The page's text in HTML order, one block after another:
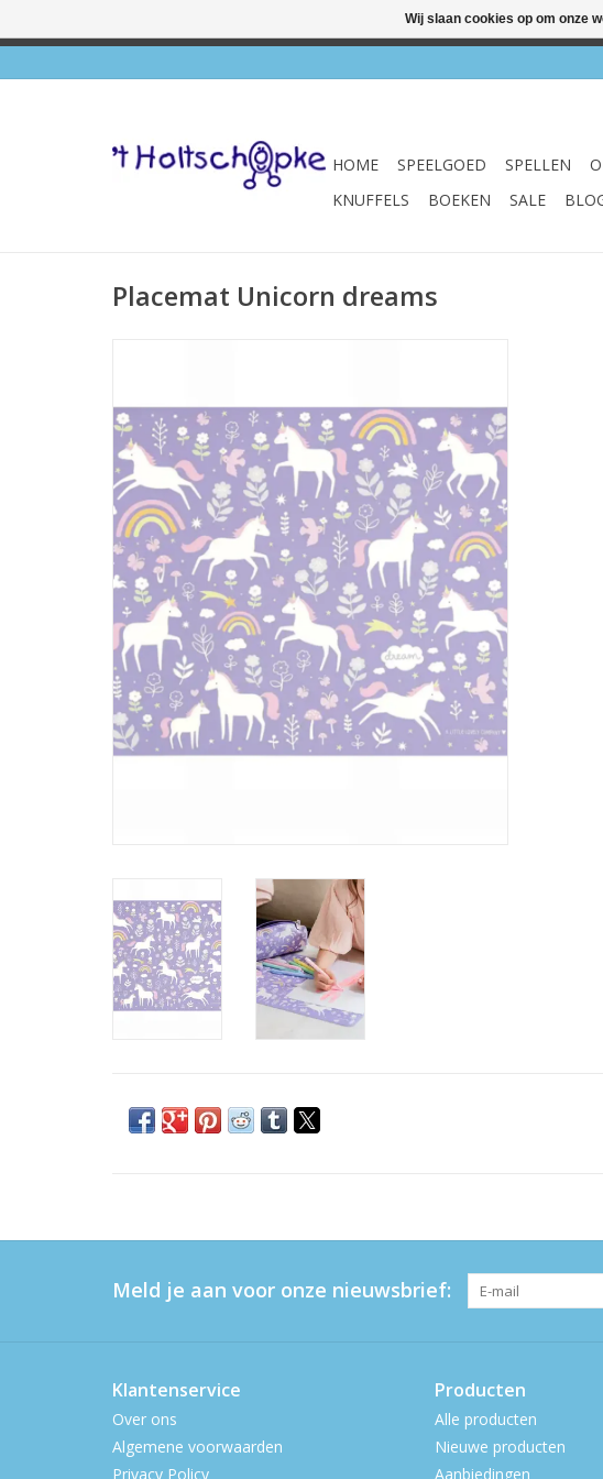
HOME SPEELGOED SPELLEN
KNUFFELS
BOEKEN SALE
Placemat Unicorn dreams
Meld je aan voor onze nieuwsbrief:
Klantenservice
Over ons
Algemene voorwaarden
Privacy Policy
Producten
Alle producten
Nieuwe producten
Aanbiedingen
Wij slaan cookies op om onze
✔ Winkel &